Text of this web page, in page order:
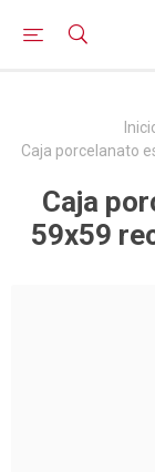
Caja porcelanato
Caja
59x59